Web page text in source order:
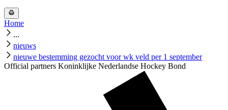
Home
...
nieuws
nieuwe bestemming gezocht voor wk veld per 1 september
Official partners Koninklijke Nederlandse Hockey Bond